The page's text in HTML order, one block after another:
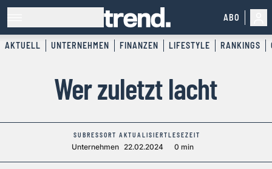
ABO
AKTUELL UNTERNEHMEN FINANZEN LIFESTYLE RANKINGS
Wer zuletzt lacht
SUBRESSORT
Unternehmen
AKTUALISIERT
22.02.2024
LESEZEIT
0 min